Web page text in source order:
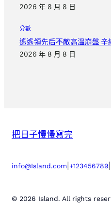
2026 年 8 月 8 日
分數
遙遙領先后不敵高溫崩盤
2026 年 8 月 8 日
把日子慢慢寫完
info@Island.com +123456789
© 2026 Island. All rights